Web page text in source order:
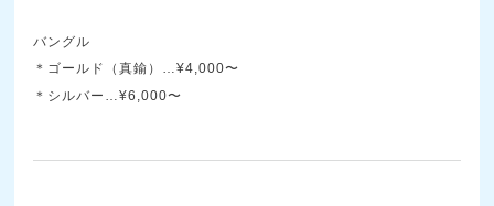
バングル
＊ゴールド（真鍮）…¥4,000〜
＊シルバー…¥6,000〜